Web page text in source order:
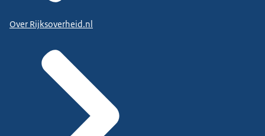
Over Rijksoverheid.nl